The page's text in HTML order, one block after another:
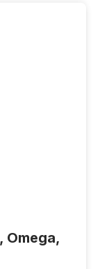
Omega,